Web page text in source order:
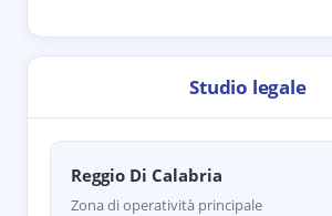
Studio legale
Reggio Di Calabria
Zona di operatività principale